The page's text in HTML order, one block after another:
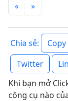
« »
Chia sẻ: Copy
Twitter
Khi bạn mở
công cụ nào